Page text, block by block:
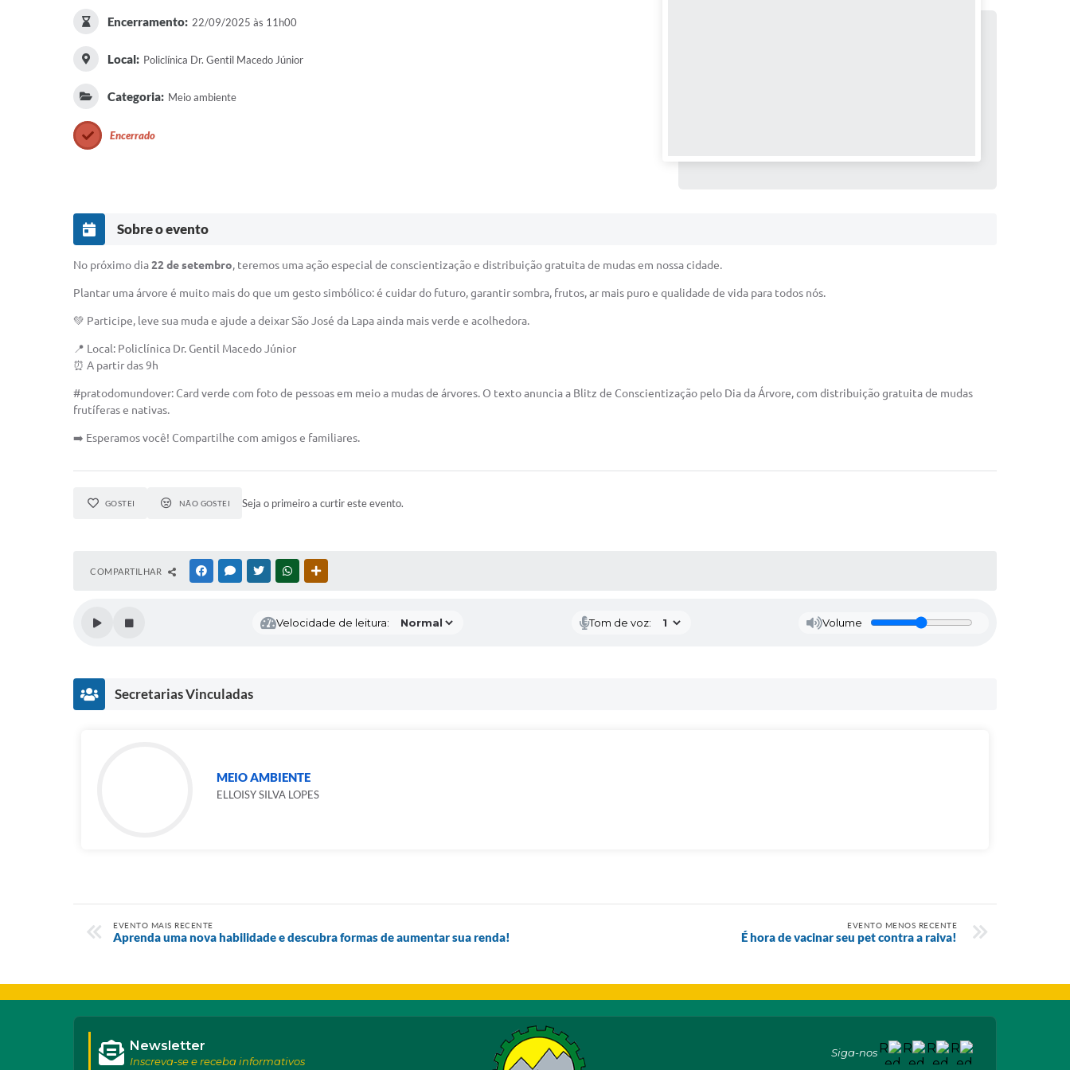
Encerramento: 22/09/2025 às 11h00
Local: Policlínica Dr. Gentil Macedo Júnior
Categoria: Meio ambiente
Encerrado
Sobre o evento
No próximo dia22 de setembro, teremos uma ação especial de conscientização e distribuição gratuita de mudas em nossa cidade.
Plantar uma árvore é muito mais do que um gesto simbólico: é cuidar do futuro, garantir sombra, frutos, ar mais puro e qualidade de vida para todos nós.
💚 Participe, leve sua muda e ajude a deixar São José da Lapa ainda mais verde e acolhedora.
📍 Local: Policlínica Dr. Gentil Macedo Júnior
⏰ A partir das 9h
#pratodomundover: Card verde com foto de pessoas em meio a mudas de árvores. O texto anuncia a Blitz de Conscientização pelo Dia da Árvore, com distribuição gratuita de mudas
frutíferas e nativas.
➡️ Esperamos você! Compartilhe com amigos e familiares.
GOSTEI NÃO GOSTEI Seja o primeiro a curtir este evento.
COMPARTILHAR FACEBOOKMESSENGER
TWITTERWHATSAPP
Velocidade de leitura: Tom de voz: Volume
Secretarias Vinculadas
MEIO AMBIENTE
ELLOISY SILVA LOPES
EVENTO MAIS RECENTE
Aprenda uma nova habilidade e descubra formas de aumentar sua renda!
EVENTO MENOS RECENTE
É hora de vacinar seu pet contra a raiva!
Siga-nos
Newsletter
Inscreva-se e receba informativos